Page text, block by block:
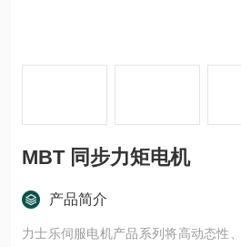
MBT 同步力矩电机
产品简介
力士乐伺服电机产品系列将高动态性